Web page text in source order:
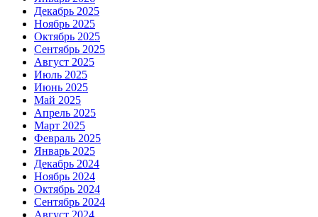
Декабрь 2025
Ноябрь 2025
Октябрь 2025
Сентябрь 2025
Август 2025
Июль 2025
Июнь 2025
Май 2025
Апрель 2025
Март 2025
Февраль 2025
Январь 2025
Декабрь 2024
Ноябрь 2024
Октябрь 2024
Сентябрь 2024